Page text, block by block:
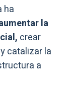
ha
la
crear
catalizar la
a